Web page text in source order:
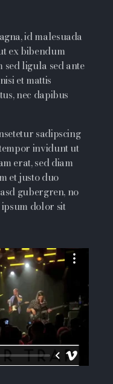
id malesuada
ex bibendum
sed ligula sed ante
et mattis
nec dapibus
sadipscing
invidunt ut
erat, sed diam
et justo duo
gubergren, no
ipsum dolor sit